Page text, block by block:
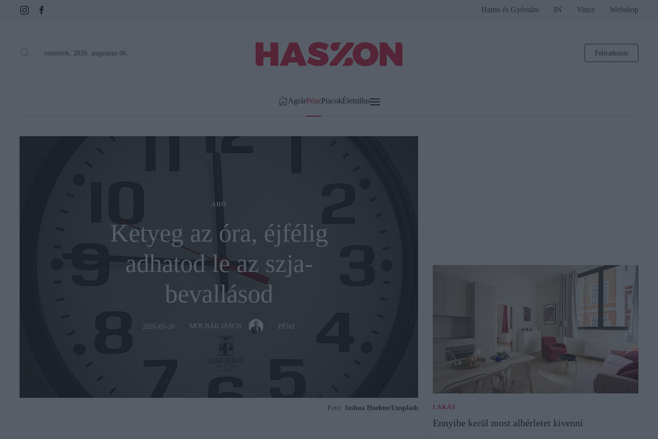
Hamu és Gyémánt IN Vince Webshop
csütörtök, 2026. augusztus 06. Feliratkozás
AgrárPénzPiacokÉletstílus
ADÓ
Ketyeg az óra, éjfélig
adhatod le az szja-
bevallásod
2026-05-20 MOLNÁR JÁNOS PÉNZ
Fotó: Joshua Hoehne/Unsplash LAKÁS
Ennyibe kerül most albérletet kivenni